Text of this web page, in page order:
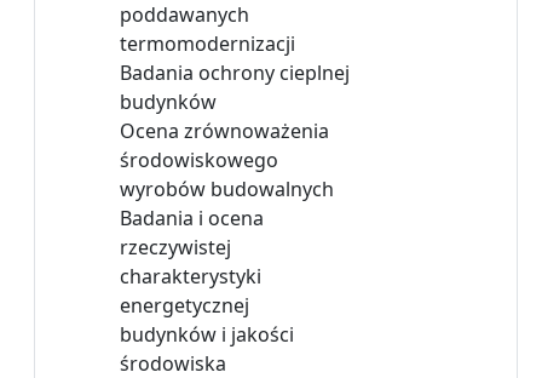
poddawanych
termomodernizacji
Badania ochrony cieplnej
budynków
Ocena zrównoważenia
środowiskowego
wyrobów budowalnych
Badania i ocena
rzeczywistej
charakterystyki
energetycznej
budynków i jakości
środowiska